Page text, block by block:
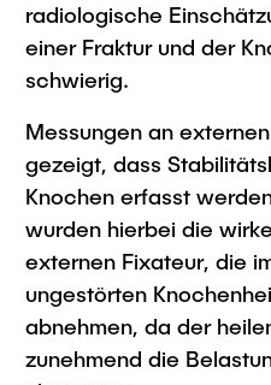
radiologische
einer Fraktur und der
schwierig.
Messungen an
gezeigt, dass
Knochen erfasst
wurden hierbei die
externen Fixateur, die
ungestörten
abnehmen, da der
zunehmend die